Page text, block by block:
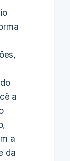
a
a
da